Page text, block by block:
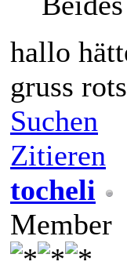
hallo
gruss
Suchen
Zitieren
tocheli
Member